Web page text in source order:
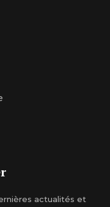
actualités et